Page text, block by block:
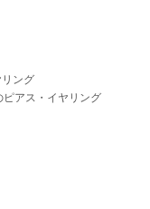
ング
アス・イヤリング